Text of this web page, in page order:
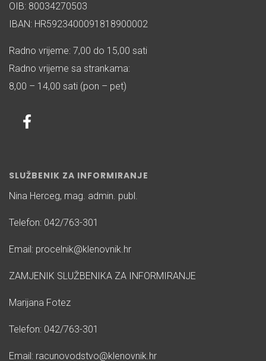
OIB: 80034270503
IBAN: HR5923400091818900002
Radno vrijeme: 7,00 do 15,00 sati
Radno vrijeme sa strankama:
8,00 – 14,00 sati (pon – pet)
SLUŽBENIK ZA INFORMIRANJE
Nina Herceg, mag. admin. publ.
Telefon: 042/763-301
Email: procelnik@klenovnik.hr
ZAMJENIK SLUŽBENIKA ZA INFORMIRANJE
Marijana Fotez
Telefon: 042/763-301
Email: racunovodstvo@klenovnik.hr